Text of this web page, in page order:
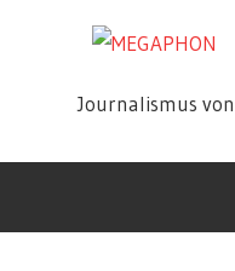
Journalismus